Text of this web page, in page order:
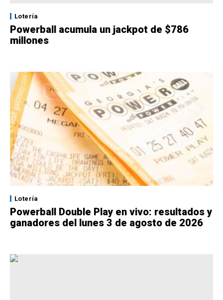
Lotería
Powerball acumula un jackpot de $786
millones
Lotería
Powerball Double Play en vivo: resultados y
ganadores del lunes 3 de agosto de 2026